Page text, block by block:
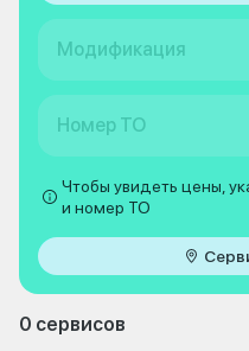
Модификация
Номер ТО
Чтобы увидеть цены,
и номер ТО
0 сервисов